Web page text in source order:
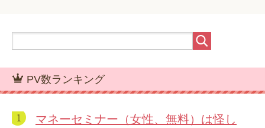
PV数ランキング
マネーセミナー（女性、無料）は怪し